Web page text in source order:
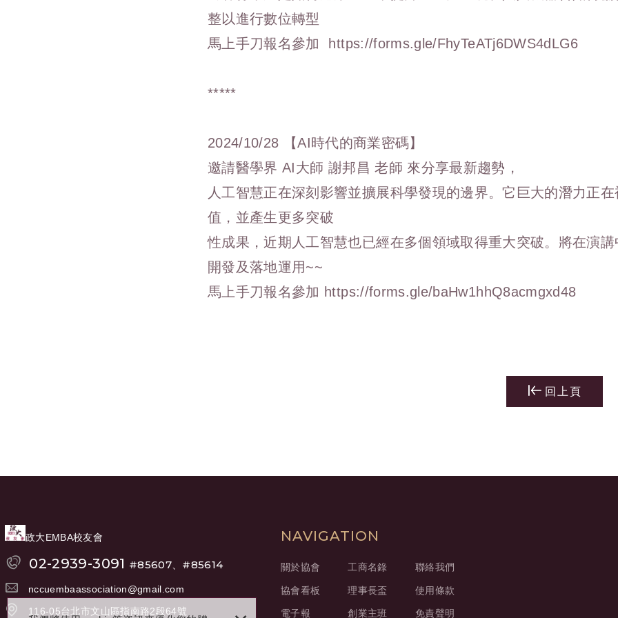
整以進行數位轉型
馬上手刀報名參加
https://forms.gle/FhyTeATj6DWS4dLG6
*****
2024/10/28 【AI時代的商業密碼】
邀請醫學界 AI大師 謝邦昌 老師 來分享最新趨勢，
人工智慧正在深刻影響並擴展科學發現的邊界。它巨大的潛力正
值，並產生更多突破
性成果，近期人工智慧也已經在多個領域取得重大突破。將在演
開發及落地運用~~
馬上手刀報名參加 https://forms.gle/baHw1hhQ8acmgxd48
回上頁
政大EMBA校友會
02-2939-3091 #85607、#85614
nccuembaassociation@gmail.com
116-05台北市文山區指南路2段64號
NAVIGATION
關於協會
協會看板
電子報
工商名錄
理事長盃
創業主班
聯絡我們
使用條款
免責聲明